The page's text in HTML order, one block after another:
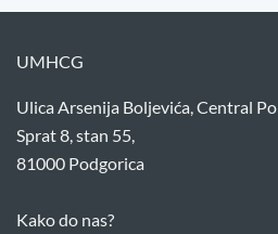
UMHCG
Ulica Arsenija Boljevića, Central
Sprat 8, stan 55,
81000 Podgorica
Kako do nas?